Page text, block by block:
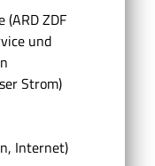
ZDF
und
Strom)
Internet)